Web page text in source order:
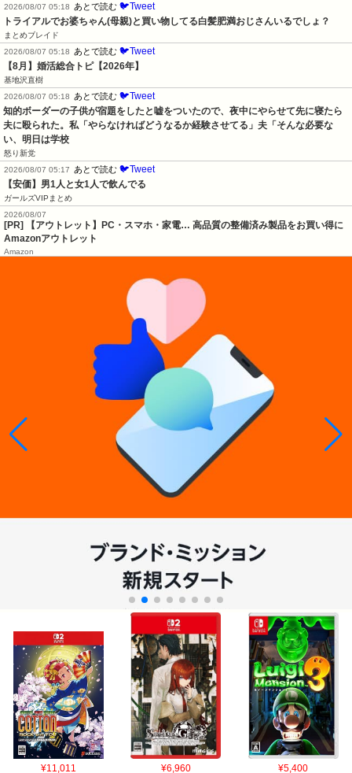
2026/08/07 05:18
あとで読む 🐦Tweet
トライアルでお婆ちゃん(母親)と買い物してる白髪肥満おじさんいるでしょ？
まとめブレイド
2026/08/07 05:18
あとで読む 🐦Tweet
【8月】婚活総合トピ【2026年】
基地沢直樹
2026/08/07 05:18
あとで読む 🐦Tweet
知的ボーダーの子供が宿題をしたと嘘をついたので、夜中にやらせて先に寝たら
夫に殴られた。私「やらなければどうなるか経験させてる」夫「そんな必要な
い、明日は学校
怒り新党
2026/08/07 05:17
あとで読む 🐦Tweet
【安価】男1人と女1人で飲んでる
ガールズVIPまとめ
2026/08/07
[PR] 【アウトレット】PC・スマホ・家電… 高品質の整備済み製品をお買い得に
Amazonアウトレット
Amazon
¥11,011 ¥6,960 ¥5,400